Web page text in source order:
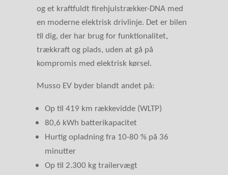
og et kraftfuldt firehjulstrækker-DNA med
en moderne elektrisk drivlinje. Det er bilen
til dig, der har brug for funktionalitet,
trækkraft og plads, uden at gå på
kompromis med elektrisk kørsel.
Musso EV byder blandt andet på:
Op til 419 km rækkevidde (WLTP)
80,6 kWh batterikapacitet
Hurtig opladning fra 10-80 % på 36
minutter
Op til 2.300 kg trailervægt